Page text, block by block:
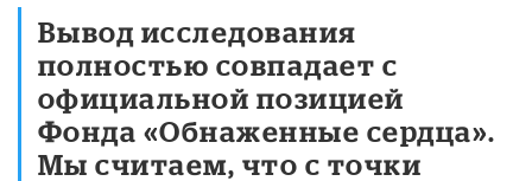
Вывод исследования
полностью совпадает с
официальной позицией
Фонда «Обнаженные сердца».
Мы считаем, что с точки